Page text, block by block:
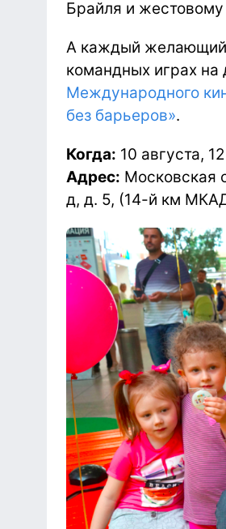
Брайля и жестовому
А каждый желающий
командных играх
Международного
без барьеров».
Когда: 10 августа,
Адрес: Московская
д, д. 5, (14-й км